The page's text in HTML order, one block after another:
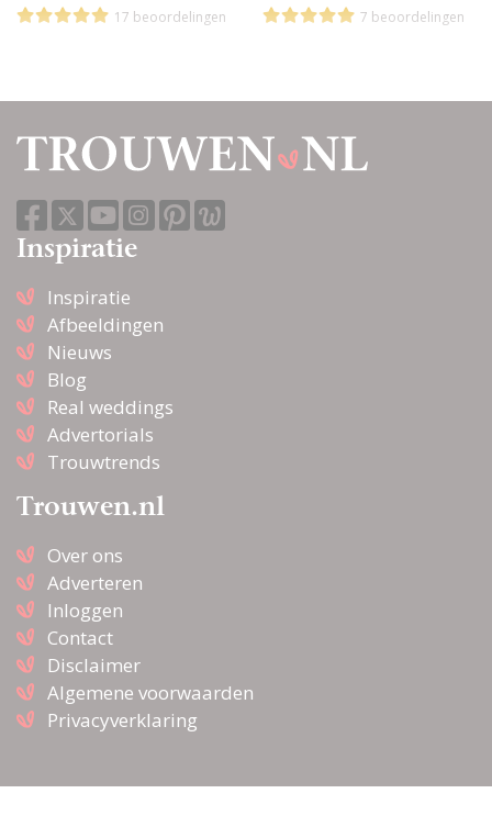
17 beoordelingen 7 beoordelingen
Inspiratie
Inspiratie
Afbeeldingen
Nieuws
Blog
Real weddings
Advertorials
Trouwtrends
Trouwen.nl
Over ons
Adverteren
Inloggen
Contact
Disclaimer
Algemene voorwaarden
Privacyverklaring